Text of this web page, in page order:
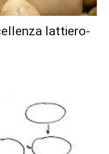
lattiero-